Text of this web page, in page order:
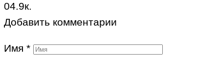
04.9к.
Добавить комментарии
Имя *